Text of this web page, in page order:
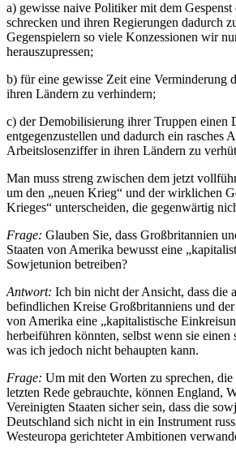
a) gewisse naive Politiker mit dem Gespenst
schrecken und ihren Regierungen dadurch
Gegenspielern so viele Konzessionen wir
herauszupressen;
b) für eine gewisse Zeit eine Verminderung
ihren Ländern zu verhindern;
c) der Demobilisierung ihrer Truppen einen
entgegenzustellen und dadurch ein rasches
Arbeitslosenziffer in ihren Ländern zu
Man muss streng zwischen dem jetzt
um den „neuen Krieg“ und der wirklichen
Krieges“ unterscheiden, die gegenwärtig
Frage: Glauben Sie, dass Großbritannien
Staaten von Amerika bewusst eine
Sowjetunion betreiben?
Antwort: Ich bin nicht der Ansicht, dass die
befindlichen Kreise Großbritanniens und der
von Amerika eine „kapitalistische
herbeiführen könnten, selbst wenn sie einen
was ich jedoch nicht behaupten kann.
Frage: Um mit den Worten zu sprechen,
letzten Rede gebrauchte, können England,
Vereinigten Staaten sicher sein, dass die
Deutschland sich nicht in ein Instrument
Westeuropa gerichteter Ambitionen